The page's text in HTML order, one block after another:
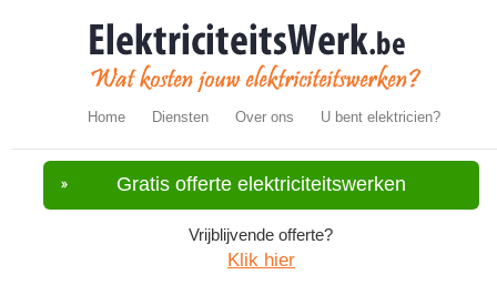
Home Diensten Over ons U bent elektricien?
Gratis offerte elektriciteitswerken
Vrijblijvende offerte?
Klik hier